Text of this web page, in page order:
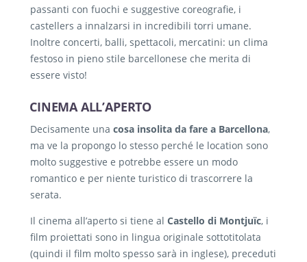
passanti con fuochi e suggestive coreografie, i
castellers a innalzarsi in incredibili torri umane.
Inoltre concerti, balli, spettacoli, mercatini: un clima
festoso in pieno stile barcellonese che merita di
essere visto!
CINEMA ALL’APERTO
Decisamente una cosa insolita da fare a Barcellona,
ma ve la propongo lo stesso perché le location sono
molto suggestive e potrebbe essere un modo
romantico e per niente turistico di trascorrere la
serata.
Il cinema all’aperto si tiene al Castello di Montjuïc, i
film proiettati sono in lingua originale sottotitolata
(quindi il film molto spesso sarà in inglese), preceduti